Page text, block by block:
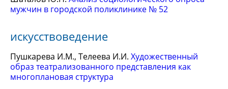
мужчин в городской поликлинике № 52
искусствоведение
Пушкарева И.М., Телеева И.И. Художественный
образ театрализованного представления как
многоплановая структура